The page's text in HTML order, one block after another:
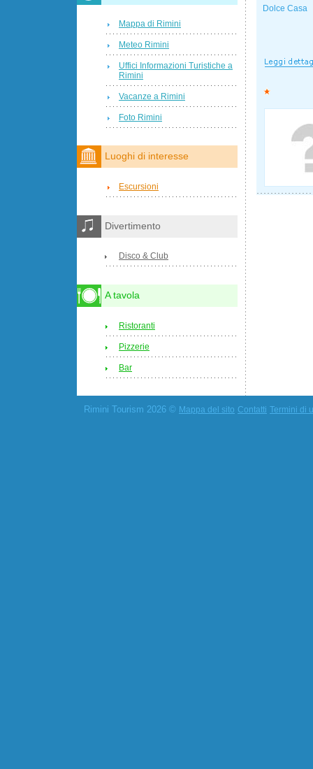
Dolce Casa
Mappa di Rimini
Meteo Rimini
Uffici Informazioni Turistiche a
Rimini
Vacanze a Rimini
Foto Rimini
Luoghi di interesse
Escursioni
Divertimento
Disco & Club
A tavola
Ristoranti
Pizzerie
Bar
Rimini Tourism 2026 © Mappa del sito Contatti Termini di